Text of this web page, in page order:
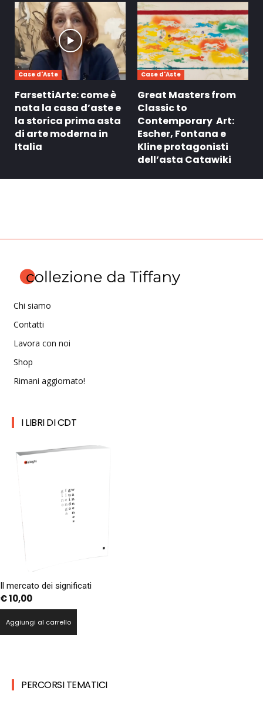
Case d'Aste
FarsettiArte: come è
nata la casa d’aste e
la storica prima asta
di arte moderna in
Italia
Case d'Aste
Great Masters from
Classic to
Contemporary Art:
Escher, Fontana e
Kline protagonisti
dell’asta Catawiki
Chi siamo
Contatti
Lavora con noi
Shop
Rimani aggiornato!
I LIBRI DI CDT
Il mercato dei significati
€10,00
Aggiungi al carrello
PERCORSI TEMATICI